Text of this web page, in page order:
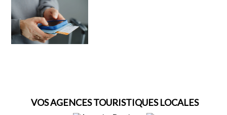
VOS AGENCES TOURISTIQUES LOCALES